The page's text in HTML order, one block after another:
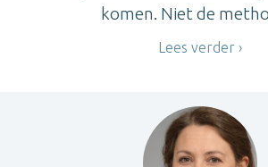
komen. Niet de
Lees verder